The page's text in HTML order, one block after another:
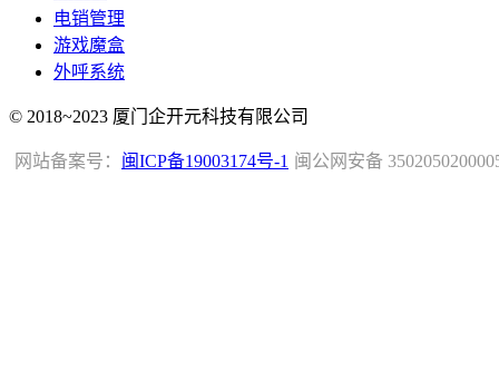
电销管理
游戏魔盒
外呼系统
© 2018~2023 厦门企开元科技有限公司
闽公网安备
网站备案号： 闽ICP备19003174号-1